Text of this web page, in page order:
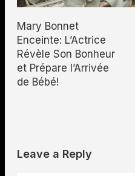
Mary Bonnet
Enceinte: L’Actrice
Révèle Son Bonheur
et Prépare l’Arrivée
de Bébé!
Leave a Reply